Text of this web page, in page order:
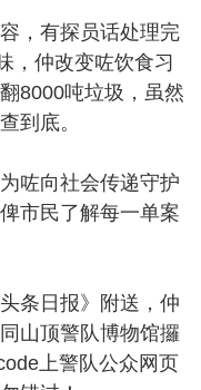
，有探员话处理完
，仲改变咗饮食习
8000吨垃圾，虽然
到底。
咗向社会传递守护
市民了解每一单案
条日报》附送，仲
山顶警队博物馆攞
上警队公众网页